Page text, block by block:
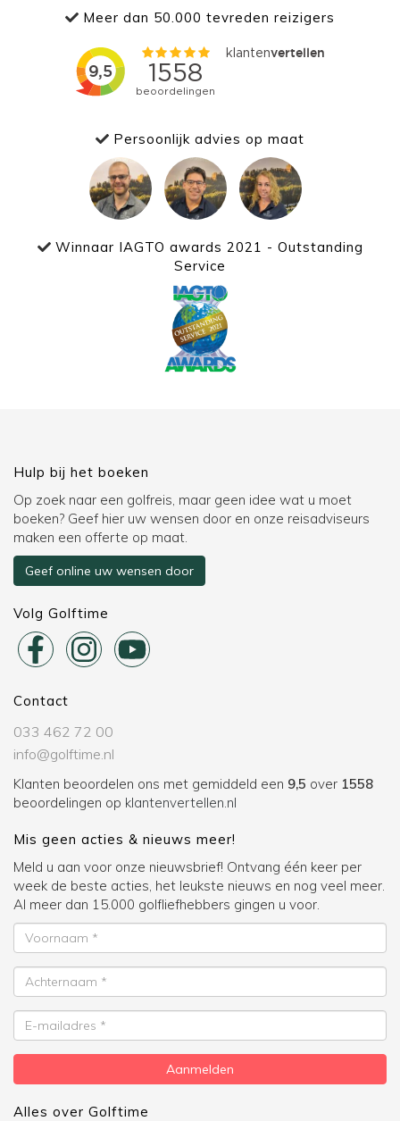
Meer dan 50.000 tevreden reizigers
Persoonlijk advies op maat
Winnaar IAGTO awards 2021 - Outstanding
Service
Hulp bij het boeken
Op zoek naar een golfreis, maar geen idee wat u moet
boeken? Geef hier uw wensen door en onze reisadviseurs
maken een offerte op maat.
Geef online uw wensen door
Volg Golftime
Contact
033 462 72 00
info@golftime.nl
Klanten beoordelen ons met gemiddeld een 9,5 over 1558
beoordelingen op klantenvertellen.nl
Mis geen acties & nieuws meer!
Meld u aan voor onze nieuwsbrief! Ontvang één keer per
week de beste acties, het leukste nieuws en nog veel meer.
Al meer dan 15.000 golfliefhebbers gingen u voor.
Voornaam
Achternaam
E-
mailadres
Aanmelden
Alles over Golftime